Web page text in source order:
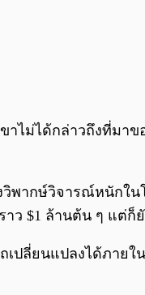
ไม่ได้กล่าวถึงที่มา
วิพากษ์วิจารณ์หนักใ
$1 ล้านต้น ๆ แต่ก็
ปลี่ยนแปลงได้ภายใ